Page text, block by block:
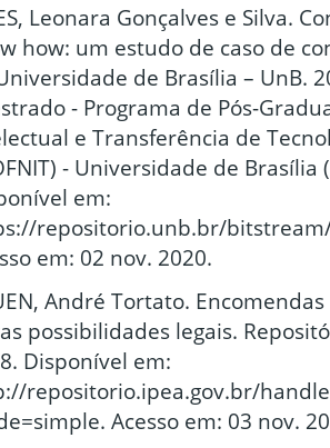
Leonara Gonçalves e Silva.
how: um estudo de caso de
de Brasília – UnB.
- Programa de Pós-
e Transferência de
- Universidade de Brasília
em:
repositorio.unb.br/bitstream/
em: 02 nov. 2020.
André Tortato.
possibilidades legais.
Disponível em:
repositorio.ipea.gov.br/
Acesso em: 03 nov.